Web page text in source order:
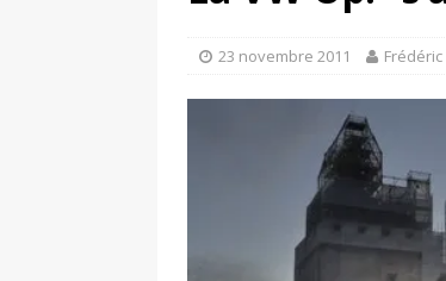
[ 4 avril 2026 ]
[ 13
23 novembre 2011 Frédéric